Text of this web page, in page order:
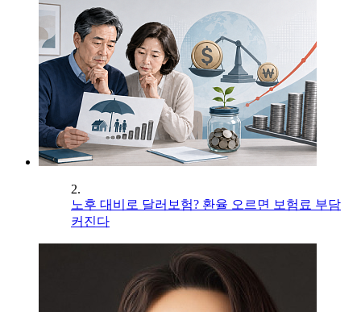
2.
노후 대비로 달러보험? 환율 오르면 보험료 부담
커진다